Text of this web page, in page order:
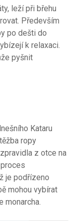
leží při břehu
Především
po dešti do
k relaxaci.
pyšnit
Kataru
ropy
z otce na
je podřízeno
mohou vybírat
monarcha.